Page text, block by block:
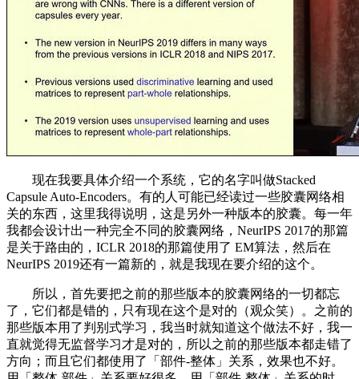
现在我要具体介绍一个系统，它的名字叫做Stacked
Capsule Auto-Encoders。有的人可能已经读过一些胶囊网络相
关的东西，这里我得说明，这是另外一种版本的胶囊。每一年
我都会设计出一种完全不同的胶囊网络，NeurIPS 2017的那篇
是关于路由的，ICLR 2018的那篇使用了 EM算法，然后在
NeurIPS 2019还有一篇新的，就是我现在要介绍的这个。
所以，首先要把之前的那些版本的胶囊网络的一切都忘
了，它们都是错的，只有现在这个是对的（观众笑）。之前的
那些版本用了判别式学习，我当时就知道这个做法不好，我一
直就觉得无监督学习才是对的，所以之前的那些版本都走错了
方向；而且它们都使用了「部件-整体」关系，效果也不好。